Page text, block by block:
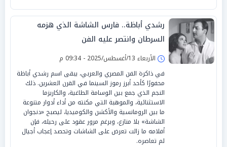
رشدي أباظة.. فارس الشاشة الذي هزمه
السرطان وانتصر عليه الفن
الأربعاء 13/أغسطس/2025 - 09:34 م
في ذاكرة الفن المصري والعربي، يبقى اسم رشدي أباظة
محفورًا كأحد أبرز رموز السينما في القرن العشرين. ذلك
النجم الذي جمع بين الوسامة الطاغية، والكاريزما
الاستثنائية، والموهبة التي مكنته من أداء أدوار متنوعة
ما بين الرومانسية والأكشن والكوميديا، ليصبح «دنجوان
الشاشة» بلا منازع، وبرغم مرور عقود على رحيله، فإن
أفلامه ما زالت تعرض على الشاشات وتحصد إعجاب أجيال
لم تعاصره.